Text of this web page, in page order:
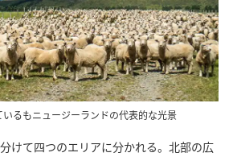
るもニュージーランドの代表的な光景
けて四つのエリアに分かれる。北部の広